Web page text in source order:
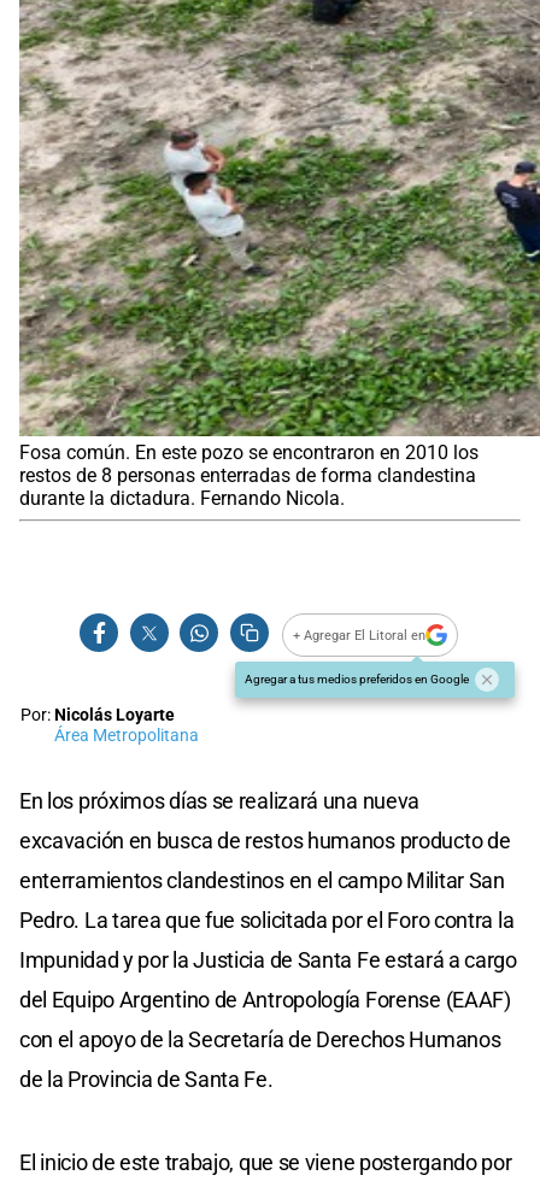
Fosa común. En este pozo se encontraron en 2010 los
restos de 8 personas enterradas de forma clandestina
durante la dictadura. Fernando Nicola.
+ Agregar El Litoral en
Agregar a tus medios preferidos en Google
Por:Nicolás Loyarte
Área Metropolitana
En los próximos días se realizará una nueva
excavación en busca de restos humanos producto de
enterramientos clandestinos en el campo Militar San
Pedro. La tarea que fue solicitada por el Foro contra la
Impunidad y por la Justicia de Santa Fe estará a cargo
del Equipo Argentino de Antropología Forense (EAAF)
con el apoyo de la Secretaría de Derechos Humanos
de la Provincia de Santa Fe.
El inicio de este trabajo, que se viene postergando por